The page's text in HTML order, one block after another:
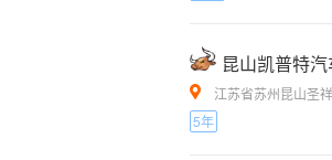
昆山凯普特
江苏省苏州昆山圣
5年